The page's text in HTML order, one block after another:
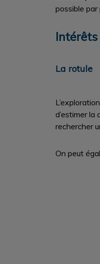
possible par
La rotule
d’estimer la
rechercher
On peut